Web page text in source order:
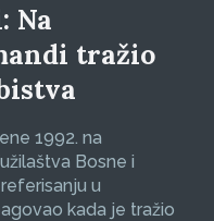
Na
tražio
1992. na
Bosne i
u
kada je tražio